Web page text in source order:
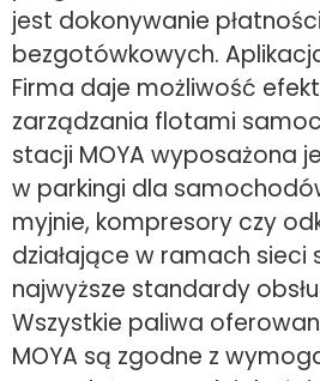
jest dokonywanie płatności
bezgotówkowych.
Firma daje możliwość
zarządzania flotami
stacji MOYA wyposażona
w parkingi dla
myjnie, kompresory czy
działające w ramach sieci
najwyższe standardy
Wszystkie paliwa
MOYA są zgodne z